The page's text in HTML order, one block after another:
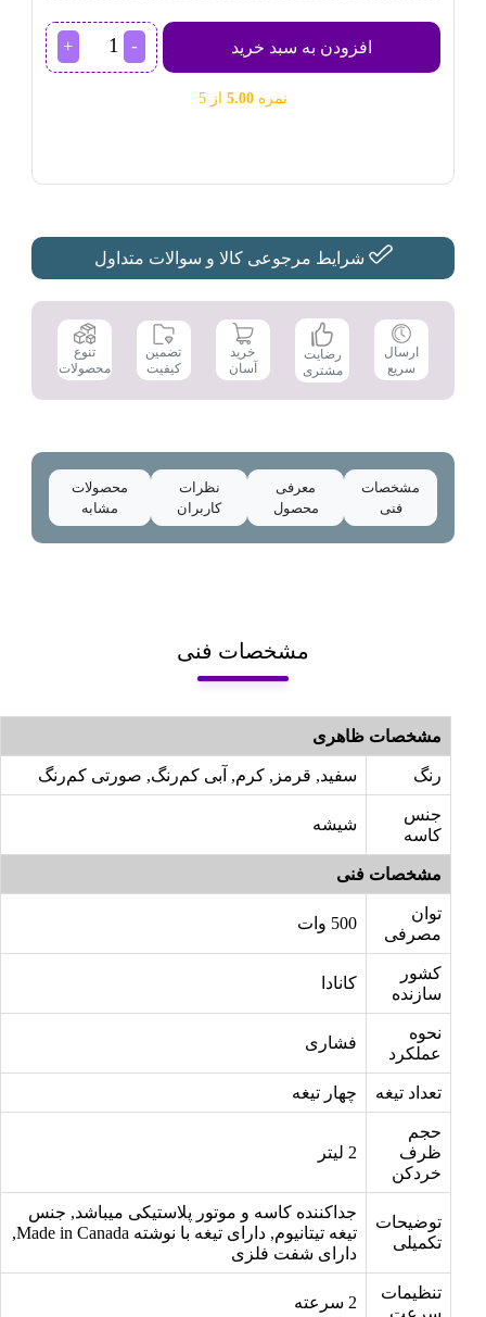
افزودن به سبد خرید
خردکن
باریتون
نمره5.00از 5
شرایط مرجوعی کالا و سوالات متداول
ارسال
سریع
رضایت
مشتری
خرید
آسان
تضمین
کیفیت
تنوع
محصولات
مشخصات
فنی
معرفی
محصول
نظرات
کاربران
محصولات
مشابه
مشخصات فنی
مشخصات ظاهری
رنگ سفید, قرمز, کرم, آبی کم‌رنگ, صورتی کم‌رنگ
جنس
کاسه
شیشه
مشخصات فنی
توان
مصرفی
500 وات
کشور
سازنده
کانادا
نحوه
عملکرد
فشاری
تعداد تیغه چهار تیغه
حجم
ظرف
خردکن
توضیحات
تکمیلی
جداکننده کاسه و موتور پلاستیکی میباشد, جنس
تیغه تیتانیوم, دارای تیغه با نوشته Made in Canada,
دارای شفت فلزی
تنظیمات
سرعت